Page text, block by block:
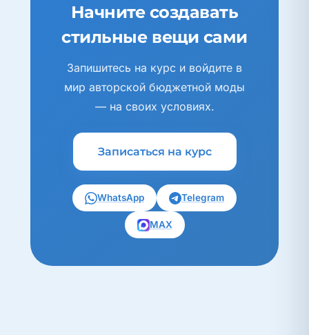
Начните создавать
стильные вещи сами
Запишитесь на курс и войдите в
мир авторской бюджетной моды
— на своих условиях.
Записаться на курс
WhatsApp Telegram
MAX